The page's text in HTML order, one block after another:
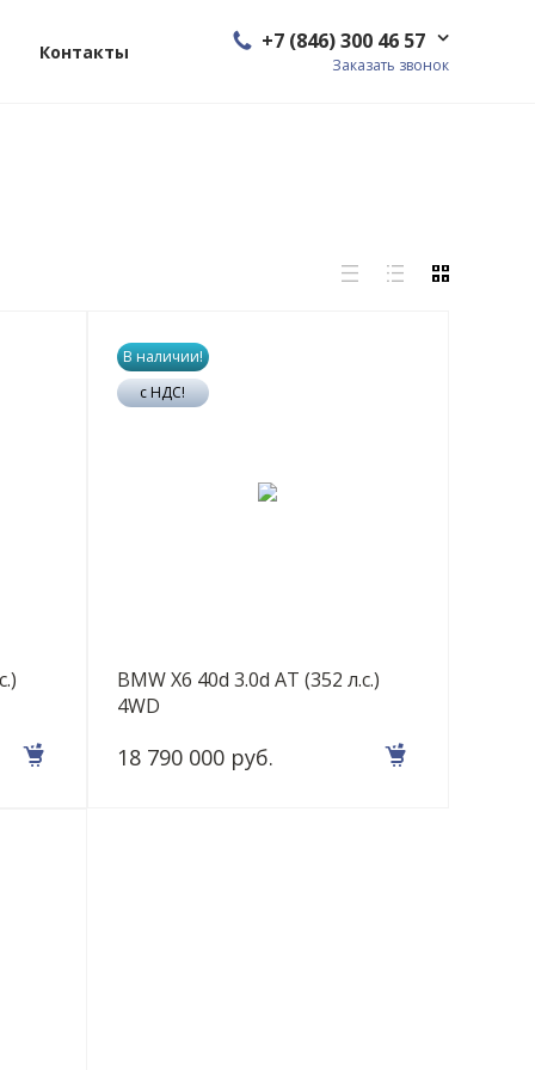
Контакты +7 (846) 300 46 57
Заказать звонок
В наличии!
с НДС!
BMW X6 40d 3.0d AT (352 л.с.)
4WD
18 790 000 руб.